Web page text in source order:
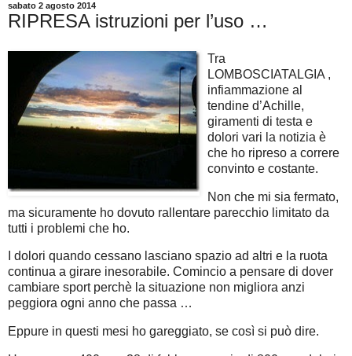
sabato 2 agosto 2014
RIPRESA istruzioni per l’uso …
Tra
LOMBOSCIATALGIA ,
infiammazione al
tendine d’Achille,
giramenti di testa e
dolori vari la notizia è
che ho ripreso a correre
convinto e costante.
Non che mi sia fermato,
ma sicuramente ho dovuto rallentare parecchio limitato da
tutti i problemi che ho.
I dolori quando cessano lasciano spazio ad altri e la ruota
continua a girare inesorabile. Comincio a pensare di dover
cambiare sport perchè la situazione non migliora anzi
peggiora ogni anno che passa …
Eppure in questi mesi ho gareggiato, se così si può dire.